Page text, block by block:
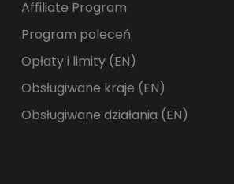
Affiliate Program
Program poleceń
Opłaty i limity (EN)
Obsługiwane kraje (EN)
Obsługiwane działania (EN)